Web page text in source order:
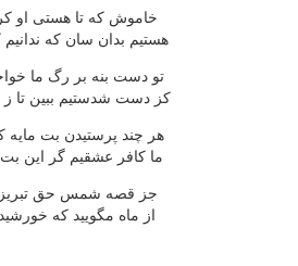
خاموش كه تا هستی او
هستیم بدان سان كه
تو دست بنه بر رگ ما
كز دست شدستیم ببین تا ز
هر چند پرستیدن بت
ما كافر عشقیم گر این بت
جز قصه شمس حق تبریز
از ماه مگویید كه